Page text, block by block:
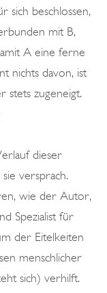
sich beschlossen,
mit B,
A eine ferne
nichts davon, ist
stets zugeneigt.
dieser
versprach.
wie der Autor,
Spezialist für
der Eitelkeiten
menschlicher
sich) verhilft.